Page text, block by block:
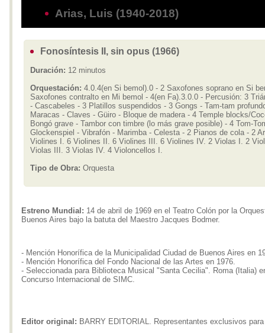
Arias, Luis (1940-2018)
Fonosíntesis II, sin opus (1966)
Duración: 12 minutos
Orquestación: 4.0.4(en Si bemol).0 - 2 Saxofones soprano en Si
Saxofones contralto en Mi bemol - 4(en Fa).3.0.0 - Percusión: 3
- Cascabeles - 3 Platillos suspendidos - 3 Gongs - Tam-tam
Maracas - Claves - Güiro - Bloque de madera - 4 Temple blocks/
Bongó grave - Tambor con timbre (lo más grave posible) - 4 Tom-
Glockenspiel - Vibrafón - Marimba - Celesta - 2 Pianos de cola - 2
Violines I. 6 Violines II. 6 Violines III. 6 Violines IV. 2 Violas I. 2
Violas III. 3 Violas IV. 4 Violoncellos I.
Tipo de Obra: Orquesta
Estreno Mundial: 14 de abril de 1969 en el Teatro Colón por la
Buenos Aires bajo la batuta del Maestro Jacques Bodmer.
- Mención Honorífica de la Municipalidad Ciudad de Buenos Aires en
- Mención Honorífica del Fondo Nacional de las Artes en 1976.
- Seleccionada para Biblioteca Musical "Santa Cecilia". Roma (Italia)
Concurso Internacional de SIMC.
Editor original: BARRY EDITORIAL. Representantes exclusivos